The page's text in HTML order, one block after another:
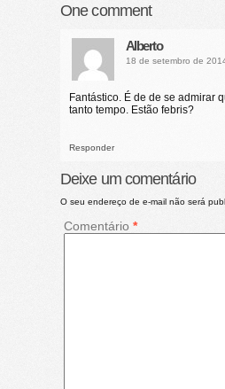
Onecomment
Alberto
18 de setembro de
Fantástico. É de de se admirar
tanto tempo. Estão febris?
Responder
Deixe um comentário
O seu endereço de e-mail não será
Comentário *